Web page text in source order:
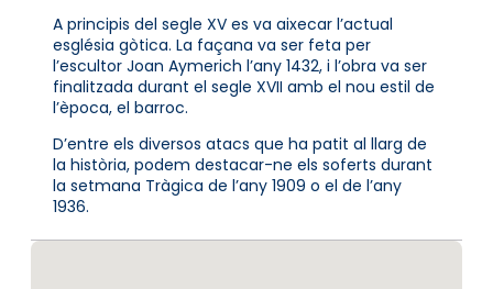
A principis del segle XV es va aixecar l’actual
església gòtica. La façana va ser feta per
l’escultor Joan Aymerich l’any 1432, i l’obra va ser
finalitzada durant el segle XVII amb el nou estil de
l’època, el barroc.
D’entre els diversos atacs que ha patit al llarg de
la història, podem destacar-ne els soferts durant
la setmana Tràgica de l’any 1909 o el de l’any
1936.